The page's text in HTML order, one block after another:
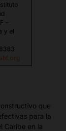
–
y el
que
para la
Caribe en la